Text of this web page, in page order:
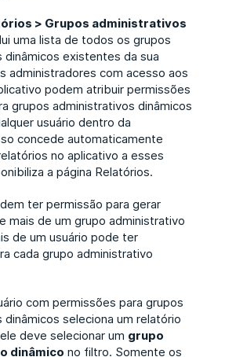
> Grupos administrativos
uma lista de todos os grupos
dinâmicos existentes da sua
administradores com acesso aos
podem atribuir permissões
grupos administrativos dinâmicos
usuário dentro da
concede automaticamente
no aplicativo a esses
a página Relatórios.
ter permissão para gerar
mais de um grupo administrativo
de um usuário pode ter
cada grupo administrativo
com permissões para grupos
seleciona um relatório
deve selecionar um grupo
dinâmico no filtro. Somente os